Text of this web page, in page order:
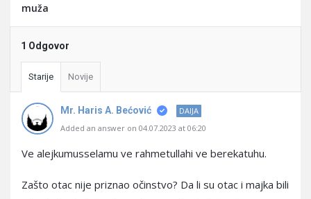
muža
1 Odgovor
Starije Novije
Mr. Haris A. Bećović
DAIJA
Added an answer on 04.07.2023 at 06:20
Ve alejkumusselamu ve rahmetullahi ve berekatuhu.
Zašto otac nije priznao očinstvo? Da li su otac i majka bili